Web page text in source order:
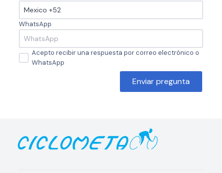
WhatsApp
Acepto recibir una respuesta por correo electrónico o
WhatsApp
Enviar pregunta